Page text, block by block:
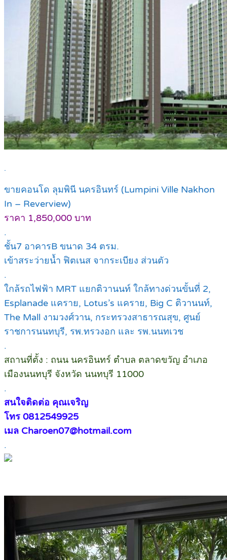
.
ขายคอนโด ลุมพินี นครอินทร์ (Lumpini Ville Nakhon
In – Reverview)
ราคา 1,850,000 บาท
.
ชั้น7 อาคารB ขนาด 34 ตรม.
เข้าสระว่ายน้ำ ฟิตเนส จากระเบียง ส่วนตัว
.
ใกล้รถไฟฟ้า MRT แยกติวานนท์ ใกล้ทางด่วนขั้นที่ 2,
Esplanade แคราย, Lotus’s แคราย, Big C ติวานนท์,
The Mall งามวงศ์วาน, กระทรวงสาธารณสุข, ศูนย์
ราชการนนทบุรี, รพ.ทรวงอก และ รพ.นนทเวช
.
สถานที่ตั้ง : ถนน นครอินทร์ ตำบล ตลาดขวัญ อำเภอ
เมืองนนทบุรี จังหวัด นนทบุรี 11000
.
สนใจติดต่อ คุณเจริญ
โทร 0812549925
เมล Charoen07@hotmail.com
.